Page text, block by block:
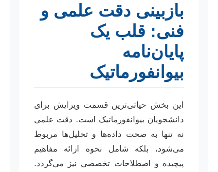
بازبینی دقت علمی و
فنی: قلب یک
پایان‌نامه
بیوانفورماتیک
این بخش حیاتی‌ترین قسمت ویرایش برای
دانشجویان بیوانفورماتیک است. دقت علمی
نه تنها به صحت داده‌ها و تحلیل‌ها مربوط
می‌شود، بلکه شامل نحوه ارائه مفاهیم
پیچیده و اصطلاحات تخصصی نیز می‌گردد.